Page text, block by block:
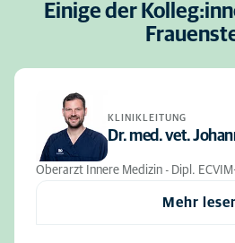
Einige der
KLINIKLEITUNG
Dr. med. vet.
Oberarzt Innere Medizin - Dipl.
Mehr